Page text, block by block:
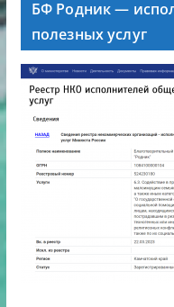
БФ Родник —
полезных услуг